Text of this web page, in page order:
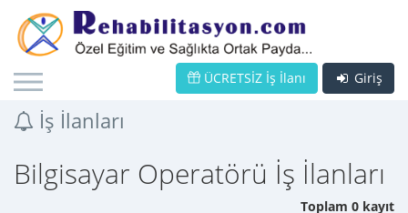
Giriş
ÜCRETSİZ İş İlanı
İş İlanları
Bilgisayar Operatörü İş İlanları
Toplam 0 kayıt